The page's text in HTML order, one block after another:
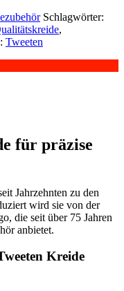
Schlagwörter:
,
Tweeten
für präzise
Jahrzehnten zu den
wird sie von der
die seit über 75 Jahren
anbietet.
Kreide